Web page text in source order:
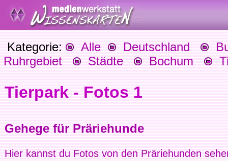
Kategorie: Alle Deutschland
Ruhrgebiet
Städte Bochum
Tierpark - Fotos 1
Gehege für Präriehunde
Hier kannst du Fotos von den Präriehunden